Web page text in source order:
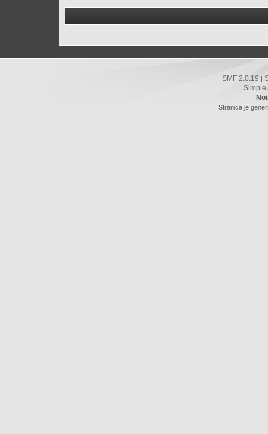
SMF 2.0.19 |
Simple
Stranica je